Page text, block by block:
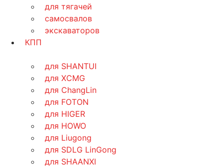
для тягачей
самосвалов
экскаваторов
КПП
для SHANTUI
для XCMG
для ChangLin
для FOTON
для HIGER
для HOWO
для Liugong
для SDLG LinGong
для SHAANXI